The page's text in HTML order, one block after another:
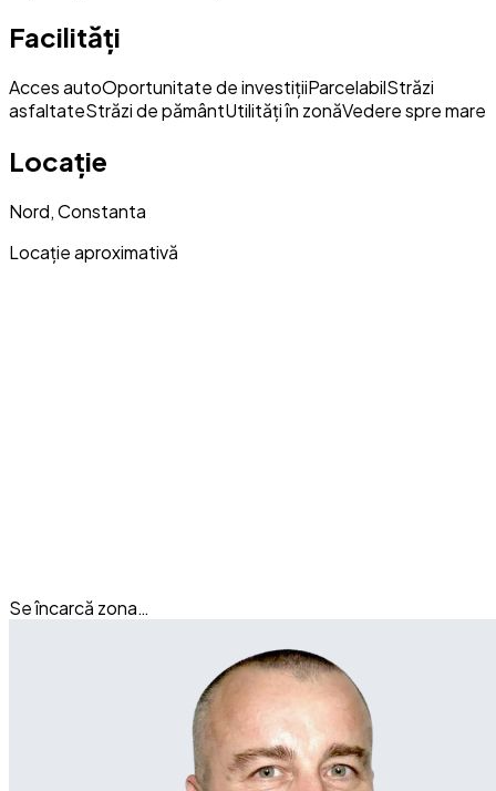
Facilități
Acces autoOportunitate de investițiiParcelabilStrăzi
asfaltateStrăzi de pământUtilități în zonăVedere spre mare
Locație
Nord, Constanta
Locație aproximativă
Se încarcă zona…